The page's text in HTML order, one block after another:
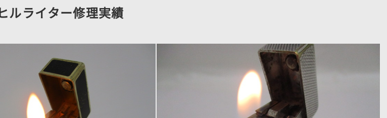
ルライター修理実績